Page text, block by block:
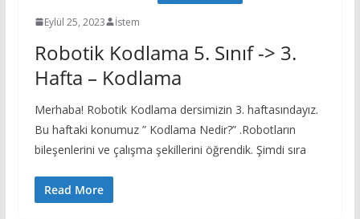
Eylül 25, 2023 İstem
Robotik Kodlama 5. Sınıf -> 3.
Hafta – Kodlama
Merhaba! Robotik Kodlama dersimizin 3. haftasındayız.
Bu haftaki konumuz ” Kodlama Nedir?” .Robotların
bileşenlerini ve çalışma şekillerini öğrendik. Şimdi sıra
Read More